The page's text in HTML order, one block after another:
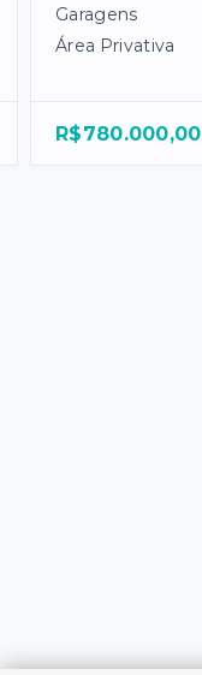
Garagens
Área Privativa
R$780.000,00